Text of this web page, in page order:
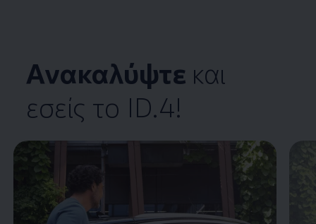
Enable fullscreen mode
Ανακαλύψτε και
εσείς το ID.4!